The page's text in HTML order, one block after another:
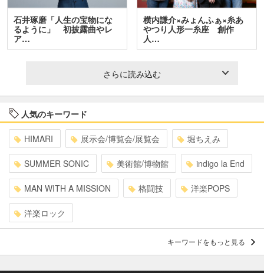
石井琢磨「人生の宝物にな
るように」 初披露曲やレ
ア…
横内謙介×みょんふぁ×糸あ
やつり人形一糸座 創作
人…
さらに読み込む
人気のキーワード
HIMARI 展示会/博覧会/展覧会 堀ちえみ
SUMMER SONIC 美術館/博物館 indigo la End
MAN WITH A MISSION 格闘技 洋楽POPS
洋楽ロック
キーワードをもっと見る